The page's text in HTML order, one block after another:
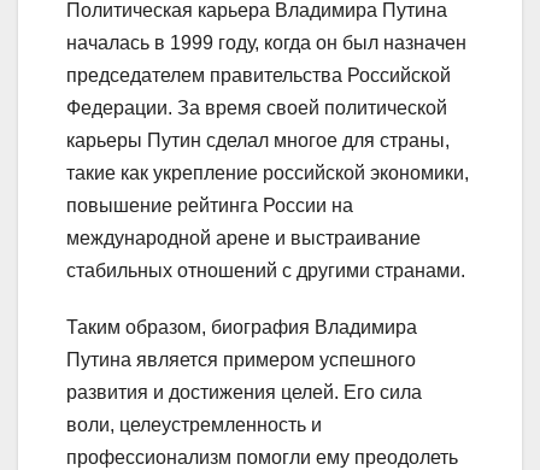
Политическая карьера Владимира Путина
началась в 1999 году, когда он был назначен
председателем правительства Российской
Федерации. За время своей политической
карьеры Путин сделал многое для страны,
такие как укрепление российской экономики,
повышение рейтинга России на
международной арене и выстраивание
стабильных отношений с другими странами.
Таким образом, биография Владимира
Путина является примером успешного
развития и достижения целей. Его сила
воли, целеустремленность и
профессионализм помогли ему преодолеть